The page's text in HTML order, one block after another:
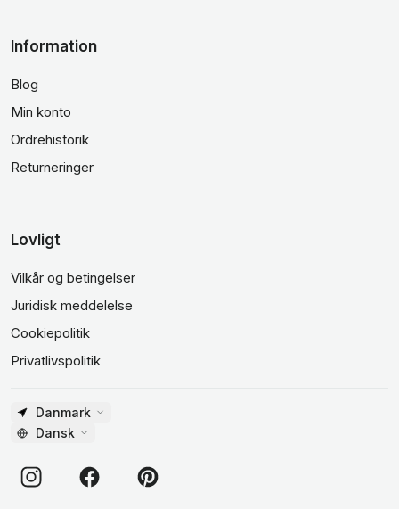
Information
Blog
Min konto
Ordrehistorik
Returneringer
Lovligt
Vilkår og betingelser
Juridisk meddelelse
Cookiepolitik
Privatlivspolitik
Danmark
Dansk